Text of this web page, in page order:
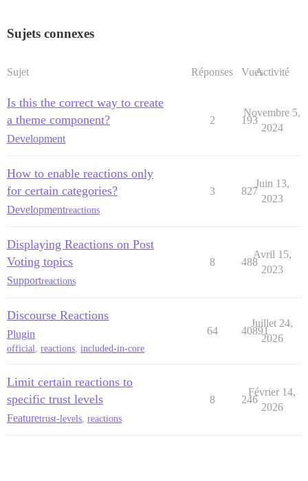
          mutation.addedNodes.forEach((node) => {
if (node.nodeType === 1) { // Vérifier
              if (emoji) {
emoji.style.display =
              }
            }
          });
        });
// Observer le corps pour les changements de
observer.observe(document.body, { childList:
      // Nettoyer l'observateur lors de la navigation
    } catch (error) {
console.error("Une erreur s'est produite dans
    }
  });
Sujets connexes
Sujet Réponses VuesActivité
Is this the correct way to create
a theme component?
Development
2 193
Novembre 5,
2024
How to enable reactions only
for certain categories?
Developmentreactions
3 827
Juin 13,
2023
Displaying Reactions on Post
Voting topics
Supportreactions
8 488
Avril 15,
2023
Discourse Reactions
Plugin
official, reactions, included-in-core
64 40891
Juillet 24,
2026
Limit certain reactions to
specific trust levels
Featuretrust-levels reactions
8 246
Février 14,
2026